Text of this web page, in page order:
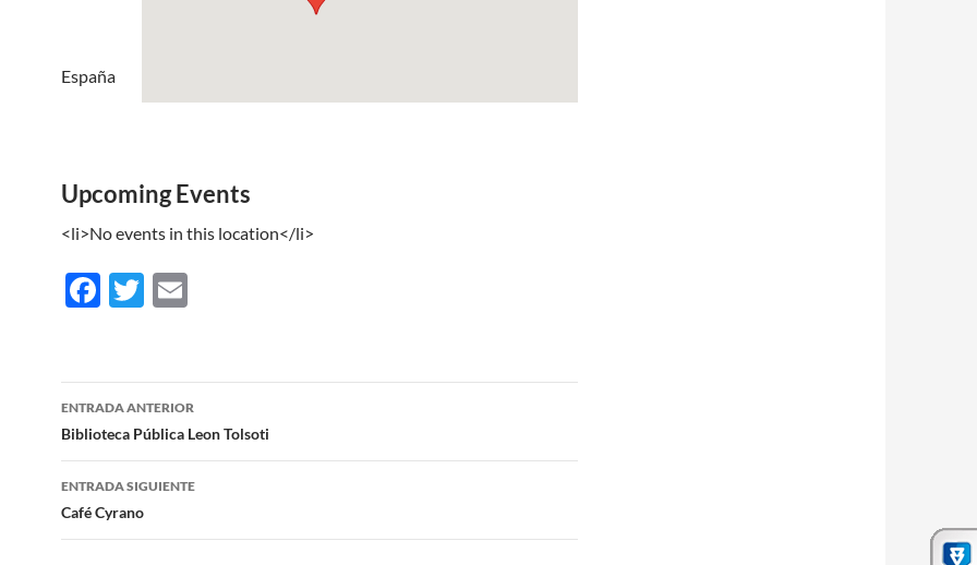
España
Upcoming Events
<li>No events in this location</li>
F
b
o
o
k
T
er
Navegación
de
entradas
ENTRADA ANTERIOR
Biblioteca Pública Leon Tolsoti
ENTRADA SIGUIENTE
Café Cyrano